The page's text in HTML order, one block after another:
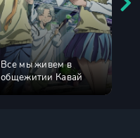
Все мы живем в
общежитии Кавай